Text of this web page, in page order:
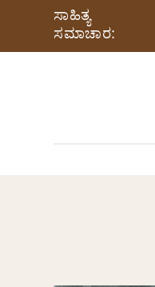
ಸಾಹಿತ್ಯ
ಸಮಾಚಾರ: